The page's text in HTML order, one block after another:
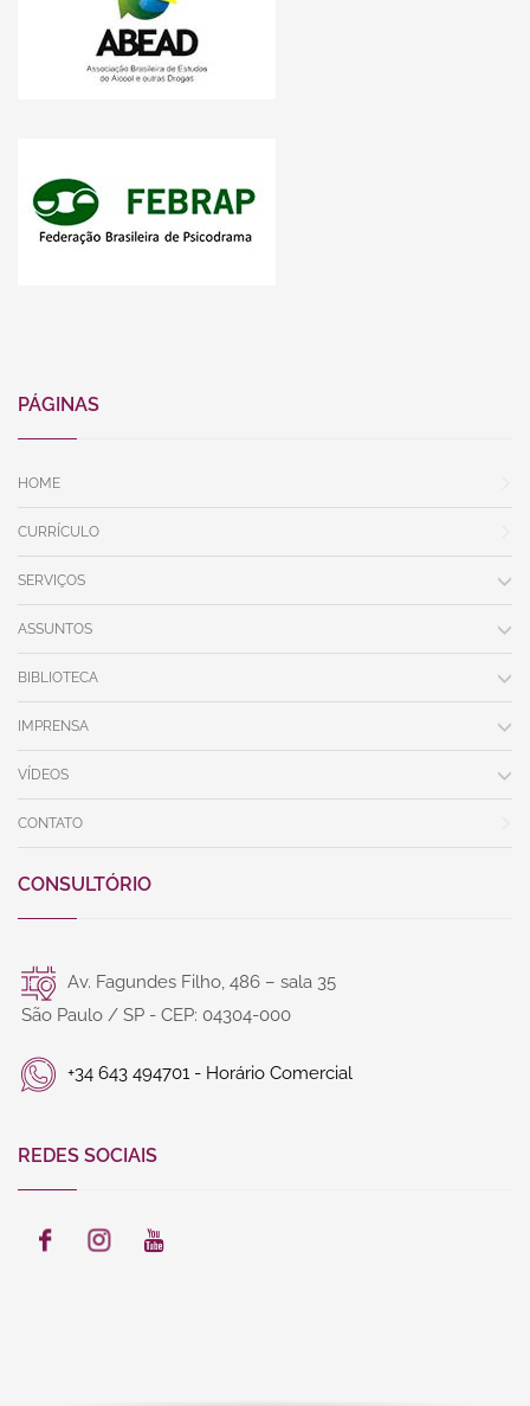
PÁGINAS
HOME
CURRÍCULO
SERVIÇOS
ASSUNTOS
BIBLIOTECA
IMPRENSA
VÍDEOS
CONTATO
CONSULTÓRIO
Av. Fagundes Filho, 486 – sala 35
São Paulo / SP - CEP: 04304-000
+34 643 494701 - Horário Comercial
REDES SOCIAIS